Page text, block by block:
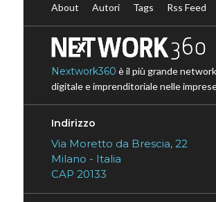
About Autori Tags Rss Feed
Nextwork360 è il più grande
digitale e imprenditoriale nelle
Indirizzo
Via Moretto da Brescia, 22
Milano - Italia
CAP 20133